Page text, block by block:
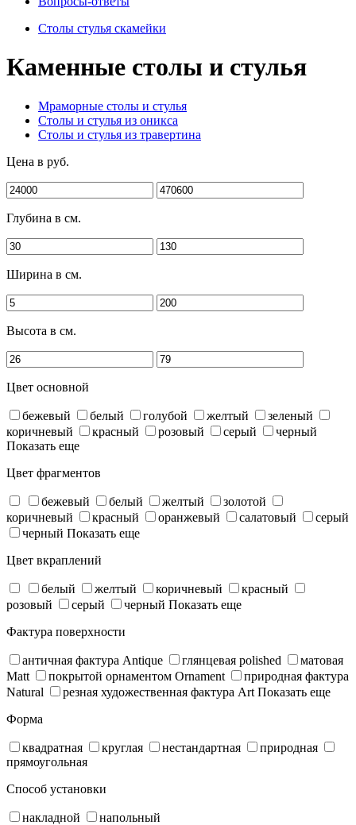
Столы стулья скамейки
Каменные столы и стулья
Мраморные столы и стулья
Столы и стулья из оникса
Столы и стулья из травертина
Цена в руб.
Глубина в см.
Ширина в см.
Высота в см.
Цвет основной
бежевый белый голубой желтый
зеленый
коричневый
красный розовый серый
черный
Показать еще
Цвет фрагментов
бежевый белый желтый
золотой
коричневый
красный оранжевый салатовый
серый
черный Показать еще
Цвет вкраплений
белый желтый коричневый
красный
розовый
серый черный Показать еще
Фактура поверхности
античная фактура Antique глянцевая polished
матовая
Matt
покрытой орнаментом Ornament
природная фактура
Natural
резная художественная фактура Art Показать еще
Форма
квадратная круглая нестандартная
природная
прямоугольная
Способ установки
накладной
напольный